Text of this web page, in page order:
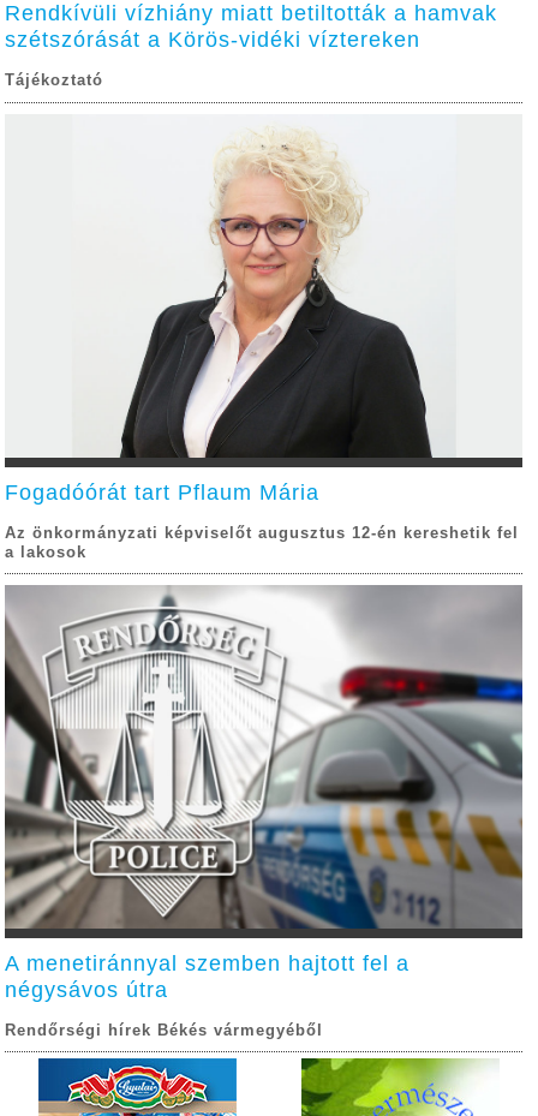
Rendkívüli vízhiány miatt betiltották a hamvak
szétszórását a Körös-vidéki víztereken
Tájékoztató
Fogadóórát tart Pflaum Mária
Az önkormányzati képviselőt augusztus 12-én kereshetik fel
a lakosok
A menetiránnyal szemben hajtott fel a
négysávos útra
Rendőrségi hírek Békés vármegyéből